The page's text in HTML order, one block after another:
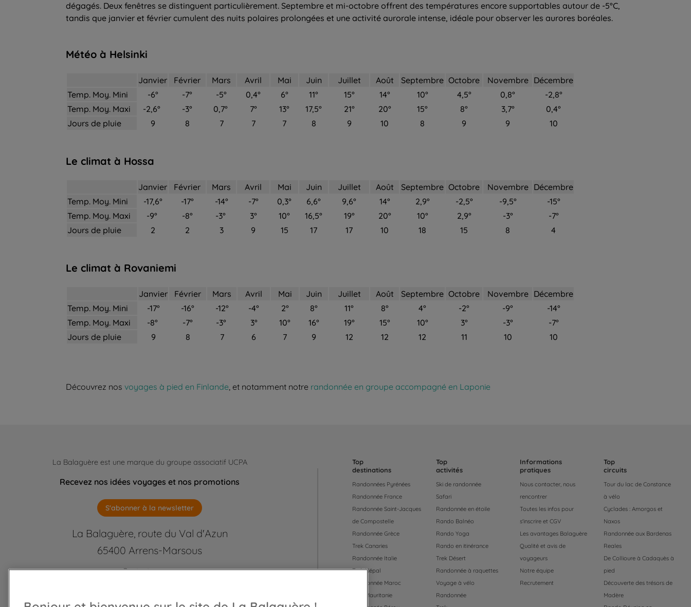
dégagés. Deux fenêtres se distinguent particulièrement. Septembre et mi-octobre offrent des températures encore supportables autour de -5°C,
tandis que janvier et février cumulent des nuits polaires prolongées et une activité aurorale intense, idéale pour observer les aurores boréales.
Météo à Helsinki
Janvier Février Mars Avril Mai Juin Juillet Août Septembre Octobre Novembre Décembre
Temp. Moy. Mini
-6° -7° -5° 0,4° 6° 11° 15° 14° 10° 4,5° 0,8°
-2,8°
Temp. Moy. Maxi
-2,6° -3° 0,7° 7° 13° 17,5° 21° 20° 15° 8° 3,7°
0,4°
Jours de pluie
9 8 7 7 7 8 9 10 8 9 9 10
Le climat à Hossa
Janvier Février Mars Avril Mai Juin Juillet Août Septembre Octobre Novembre Décembre
Temp. Moy. Mini
-17,6° -17° -14° -7° 0,3° 6,6° 9,6° 14° 2,9° -2,5° -9,5°
-15°
Temp. Moy. Maxi
-9° -8° -3° 3° 10° 16,5° 19° 20° 10° 2,9° -3°
-7°
Jours de pluie
2 2 3 9 15 17 17 10 18 15 8 4
Le climat à Rovaniemi
Janvier Février Mars Avril Mai Juin Juillet Août Septembre Octobre Novembre Décembre
Temp. Moy. Mini
-17° -16° -12° -4° 2° 8° 11° 8° 4° -2° -9°
-14°
Temp. Moy. Maxi
-8° -7° -3° 3° 10° 16° 19° 15° 10° 3° -3°
-7°
Jours de pluie
9 8 7 6 7 9 12 12 12 11 10 10
Découvrez nos voyages à pied en Finlande, et notamment notre randonnée en groupe accompagné en Laponie
La Balaguère est une marque du groupe associatif UCPA
Recevez nos idées voyages et nos promotions
S'abonner à la newsletter
La Balaguère, route du Val d'Azun
65400 Arrens-Marsous
Contactez-nous
Top
destinations
Randonnées Pyrénées
Randonnée France
Randonnée Saint-Jacques
de Compostelle
Randonnée Grèce
Trek Canaries
Randonnée Italie
Trek Népal
Randonnée Maroc
Trek Mauritanie
Top
activités
Ski de randonnée
Safari
Randonnée en étoile
Rando Balnéo
Rando Yoga
Rando en itinérance
Trek Désert
Randonnée à raquettes
Voyage à vélo
Randonnée
Informations
pratiques
Nous contacter, nous
rencontrer
Toutes les infos pour
s'inscrire et CGV
Les avantages Balaguère
Qualité et avis de
voyageurs
Notre équipe
Recrutement
Top
circuits
Tour du lac de Constance
à vélo
Cyclades : Amorgos et
Naxos
Randonnée aux Bardenas
Reales
De Collioure à Cadaquès à
pied
Découverte des trésors de
Madère